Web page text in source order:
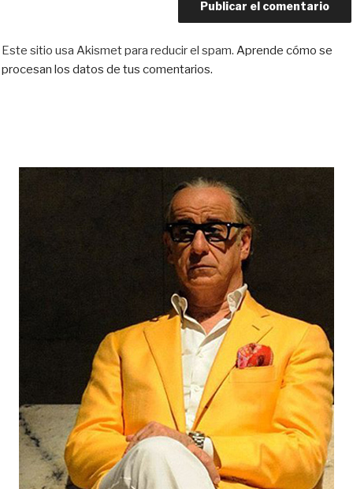
Este sitio usa Akismet para reducir el spam. Aprende cómo se
procesan los datos de tus comentarios.